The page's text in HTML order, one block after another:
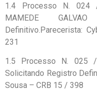
1.4 Processo N. 024
MAMEDE
Definitivo.Parecerista:
231
1.5 Processo N. 025
Solicitando Registro
Sousa – CRB 15 / 398